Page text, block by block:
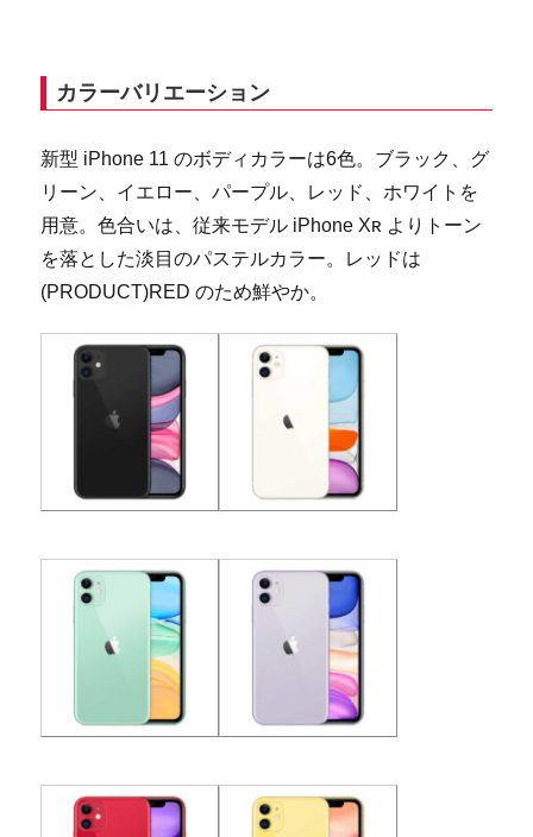
カラーバリエーション
新型 iPhone 11 のボディカラーは6色。ブラック、グ
リーン、イエロー、パープル、レッド、ホワイトを
用意。色合いは、従来モデル iPhone Xʀ よりトーン
を落とした淡目のパステルカラー。レッドは
(PRODUCT)RED のため鮮やか。